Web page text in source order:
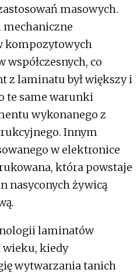
masowych.
mechaniczne
kompozytowych
współczesnych, co
z laminatu był większy i
te same warunki
wykonanego z
Innym
w elektronice
która powstaje
nasyconych żywicą
laminatów
wieku, kiedy
wytwarzania tanich